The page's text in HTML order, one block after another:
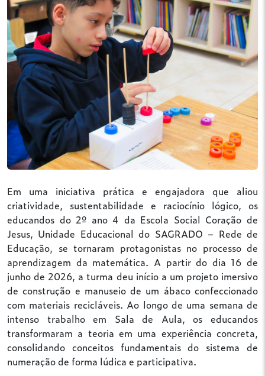
Em uma iniciativa prática e engajadora que aliou
criatividade, sustentabilidade e raciocínio lógico, os
educandos do 2º ano 4 da Escola Social Coração de
Jesus, Unidade Educacional do SAGRADO – Rede de
Educação, se tornaram protagonistas no processo de
aprendizagem da matemática. A partir do dia 16 de
junho de 2026, a turma deu início a um projeto imersivo
de construção e manuseio de um ábaco confeccionado
com materiais recicláveis. Ao longo de uma semana de
intenso trabalho em Sala de Aula, os educandos
transformaram a teoria em uma experiência concreta,
consolidando conceitos fundamentais do sistema de
numeração de forma lúdica e participativa.